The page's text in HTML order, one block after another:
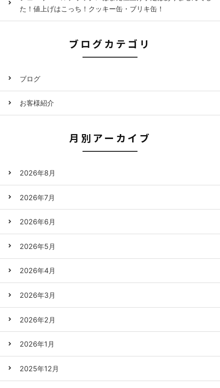
た！値上げはこっち！クッキー缶・ブリキ缶！
ブログカテゴリ
ブログ
お客様紹介
月別アーカイブ
2026年8月
2026年7月
2026年6月
2026年5月
2026年4月
2026年3月
2026年2月
2026年1月
2025年12月